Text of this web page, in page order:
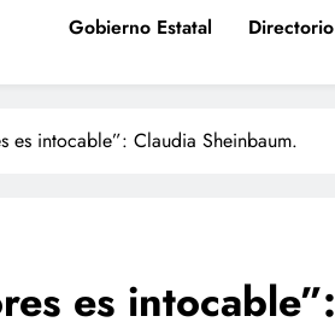
Gobierno Estatal Directorio
es intocable”: Claudia Sheinbaum.
es intocable”: